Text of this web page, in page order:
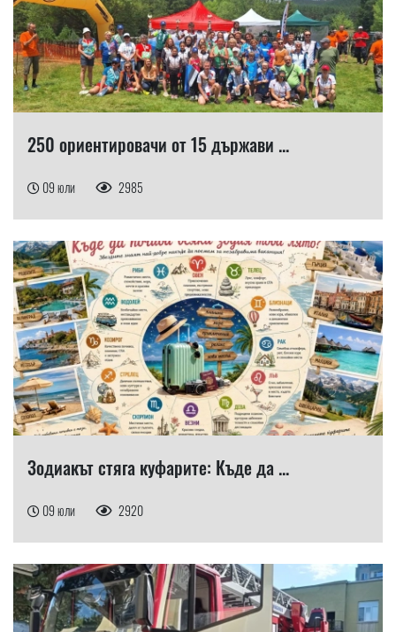
250 ориентировачи от 15 държави ...
09 юли 2985
Зодиакът стяга куфарите: Къде да ...
09 юли 2920